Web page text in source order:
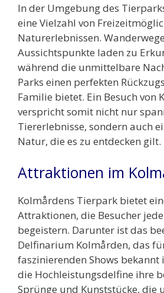
In der Umgebung des
eine Vielzahl von
Naturerlebnissen.
Aussichtspunkte laden zu
während die unmittelbare
Parks einen perfekten
Familie bietet. Ein Besuch von
verspricht somit nicht nur
Tiererlebnisse, sondern auch
Natur, die es zu entdecken gilt.
Attraktionen im
Kolmårdens Tierpark bietet
Attraktionen, die Besucher
begeistern. Darunter ist das
Delfinarium Kolmården, das
faszinierenden Shows bekannt
die Hochleistungsdelfine ihre
Sprünge und Kunststücke, die